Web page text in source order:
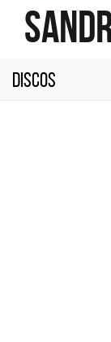
Discos